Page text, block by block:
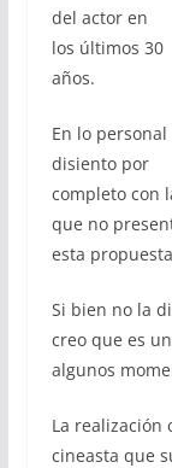
del actor en
los últimos 30
años.
En lo personal
disiento por
completo con
que no
esta
Si bien no la
creo que es
algunos
La realización
cineasta que